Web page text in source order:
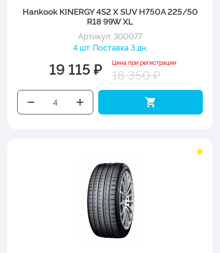
Hankook KINERGY 4S2 X SUV H750A 225/50
R18 99W XL
Артикул: 300077
4 шт. Поставка 3 дн.
19 115 ₽ Цена при регистрации
18 350 ₽